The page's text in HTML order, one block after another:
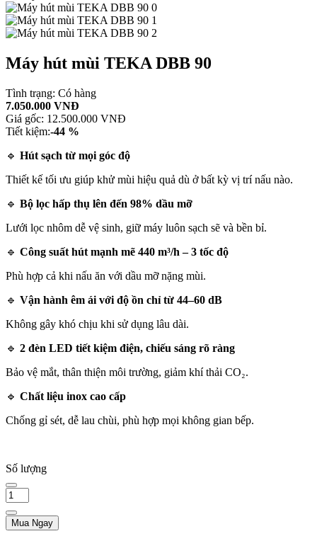
Máy hút mùi TEKA DBB 90
Tình trạng: Có hàng
7.050.000 VNĐ
Giá gốc: 12.500.000 VNĐ
Tiết kiệm:-44 %
🔹 Hút sạch từ mọi góc độ
Thiết kế tối ưu giúp khử mùi hiệu quả dù ở bất kỳ vị trí nấu nào.
🔹 Bộ lọc hấp thụ lên đến 98% dầu mỡ
Lưới lọc nhôm dễ vệ sinh, giữ máy luôn sạch sẽ và bền bỉ.
🔹 Công suất hút mạnh mẽ 440 m³/h – 3 tốc độ
Phù hợp cả khi nấu ăn với dầu mỡ nặng mùi.
🔹 Vận hành êm ái với độ ồn chỉ từ 44–60 dB
Không gây khó chịu khi sử dụng lâu dài.
🔹 2 đèn LED tiết kiệm điện, chiếu sáng rõ ràng
Bảo vệ mắt, thân thiện môi trường, giảm khí thải CO₂.
🔹 Chất liệu inox cao cấp
Chống gỉ sét, dễ lau chùi, phù hợp mọi không gian bếp.
Số lượng
Mua Ngay